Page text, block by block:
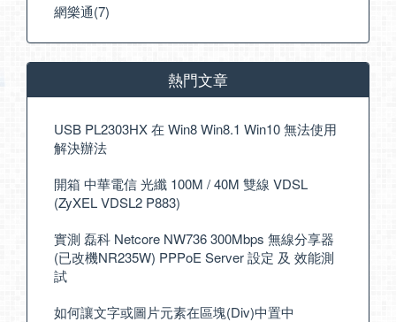
網樂通(7)
熱門文章
USB PL2303HX 在 Win8 Win8.1 Win10 無法使用
解決辦法
開箱 中華電信 光纖 100M / 40M 雙線 VDSL
(ZyXEL VDSL2 P883)
實測 磊科 Netcore NW736 300Mbps 無線分享器
(已改機NR235W) PPPoE Server 設定 及 效能測
試
如何讓文字或圖片元素在區塊(Div)中置中